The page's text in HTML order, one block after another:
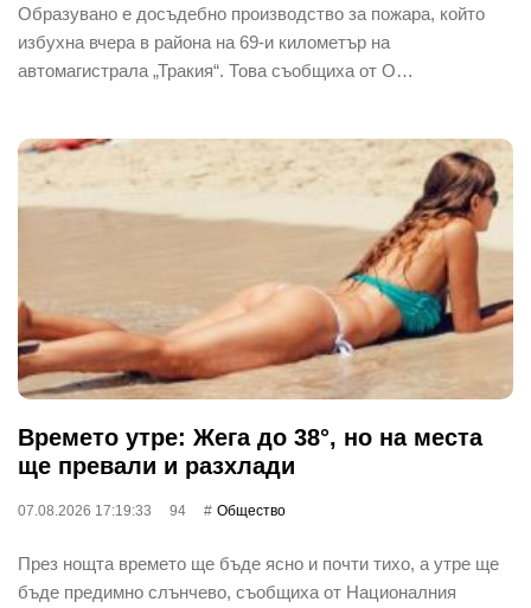
Образувано е досъдебно производство за пожара, който
избухна вчера в района на 69-и километър на
автомагистрала „Тракия“. Това съобщиха от О…
Времето утре: Жега до 38°, но на места
ще превали и разхлади
07.08.2026 17:19:33 94 Общество
През нощта времето ще бъде ясно и почти тихо, а утре ще
бъде предимно слънчево, съобщиха от Националния